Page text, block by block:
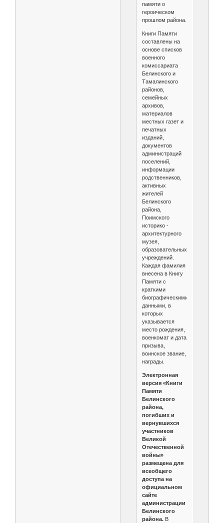
памяти о
героическом
прошлом района.
Книги Памяти
составлены на
основе списков
военного
комиссариата
Белинского и
Тамалинского
районов,
семейных
архивов,
материалов
местных газет и
печатных
изданий,
документов
администраций
поселений,
информации
родственников,
активных
жителей
Белинского
района,
Поимского
историко -
архитектурного
музея,
образовательных
учреждений.
Каждая фамилия
внесена в Книгу
Памяти с
краткими
биографическими
данными, в
которых
указывается
место рождения,
военкомат и дата
призыва,
воинское звание,
награды.
Электронная
версия «Книги
Памяти
Белинского
района,
погибших и
вернувшихся
участников
Великой
Отечественной
войны»
размещена для
всеобщего
доступа на
официальном
сайте
администрации
Белинского
района.В